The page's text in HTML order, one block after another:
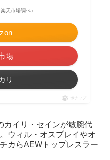
天市場調べ）
場
リ
ポチップ
カイリ・セインが敏腕代
ウィル・オスプレイやオ
カらAEWトップレスラー